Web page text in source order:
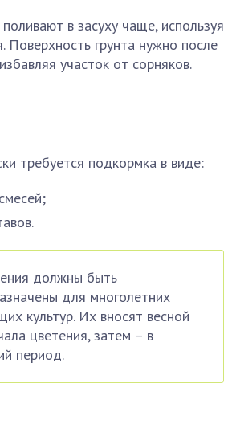
в засуху чаще, используя
грунта нужно после
участок от сорняков.
требуется подкормка в виде:
должны быть
для многолетних
культур. Их вносят весной
цветения, затем – в
период.